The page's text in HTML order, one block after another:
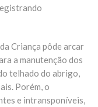
Criança pôde arcar
a manutenção dos
telhado do abrigo,
Porém, o
e intransponíveis,